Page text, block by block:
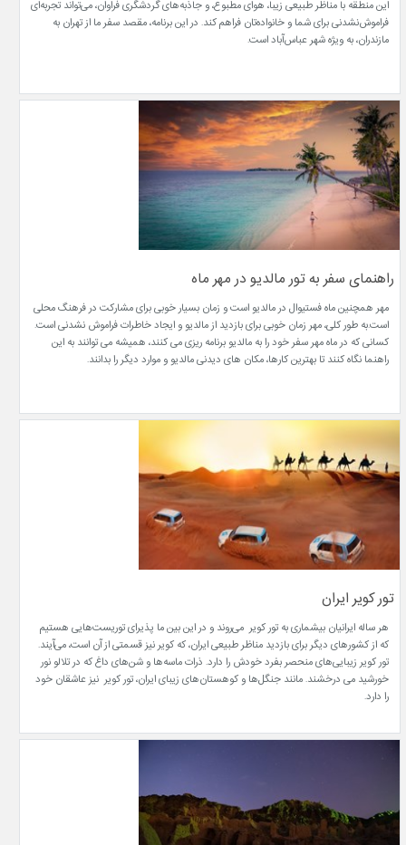
این منطقه با مناظر طبیعی زیبا، هوای مطبوع، و جاذبه‌های گردشگری فراوان، می‌تواند تجربه‌ای
فراموش‌نشدنی برای شما و خانواده‌تان فراهم کند. در این برنامه، مقصد سفر ما از تهران به
مازندران، به ویژه شهر عباس‌آباد است.
راهنمای سفر به تور مالدیو در مهر ماه
مهر همچنین ماه فستیوال در مالدیو است و زمان بسیار خوبی برای مشارکت در فرهنگ محلی
است.به طور کلی، مهر زمان خوبی برای بازدید از مالدیو و ایجاد خاطرات فراموش نشدنی است.
کسانی که در ماه مهر سفر خود را به مالدیو برنامه ریزی می کنند، همیشه می توانند به این
راهنما نگاه کنند تا بهترین کارها، مکان های دیدنی مالدیو و موارد دیگر را بدانند.
تور کویر ایران
هر ساله ایرانیان بیشماری به تور کویر می‌روند و در این بین ما پذیرای توریست‌هایی هستیم
که از کشورهای دیگر برای بازدید مناظر طبیعی ایران، که کویر نیز قسمتی از آن است، می‌آیند.
تور کویر زیبایی‌های منحصر بفرد خودش را دارد. ذرات ماسه‌ها و شن‌های داغ که در تلالو نور
خورشید می درخشند. مانند جنگل‌ها و کوهستان‌های زیبای ایران، تور کویر نیز عاشقان خود
را دارد.